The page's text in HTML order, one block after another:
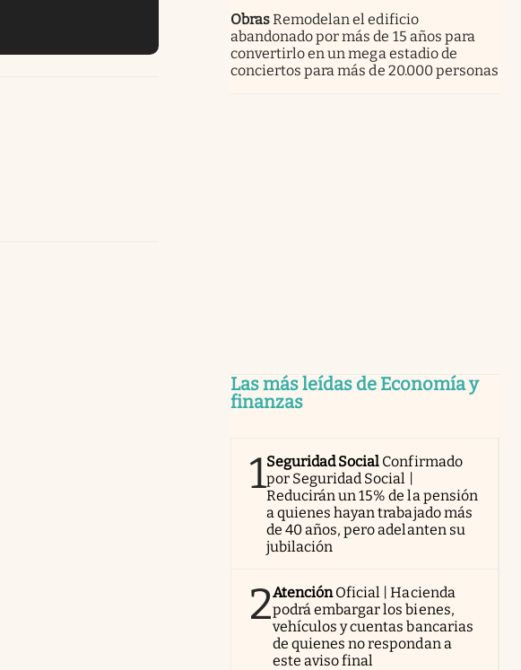
ObrasRemodelan el edificio
abandonado por más de 15 años para
convertirlo en un mega estadio de
conciertos para más de 20.000 personas
Las más leídas de Economía y
finanzas
1Seguridad Social Confirmado
por Seguridad Social |
Reducirán un 15% de la pensión
a quienes hayan trabajado más
de 40 años, pero adelanten su
jubilación
2AtenciónOficial | Hacienda
podrá embargar los bienes,
vehículos y cuentas bancarias
de quienes no respondan a
este aviso final